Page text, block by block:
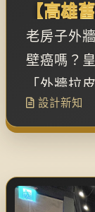
【高雄
老透天
全與美學
老房子外
壁癌嗎？
「外牆拉
設、徹底
磚，不僅
設計新知